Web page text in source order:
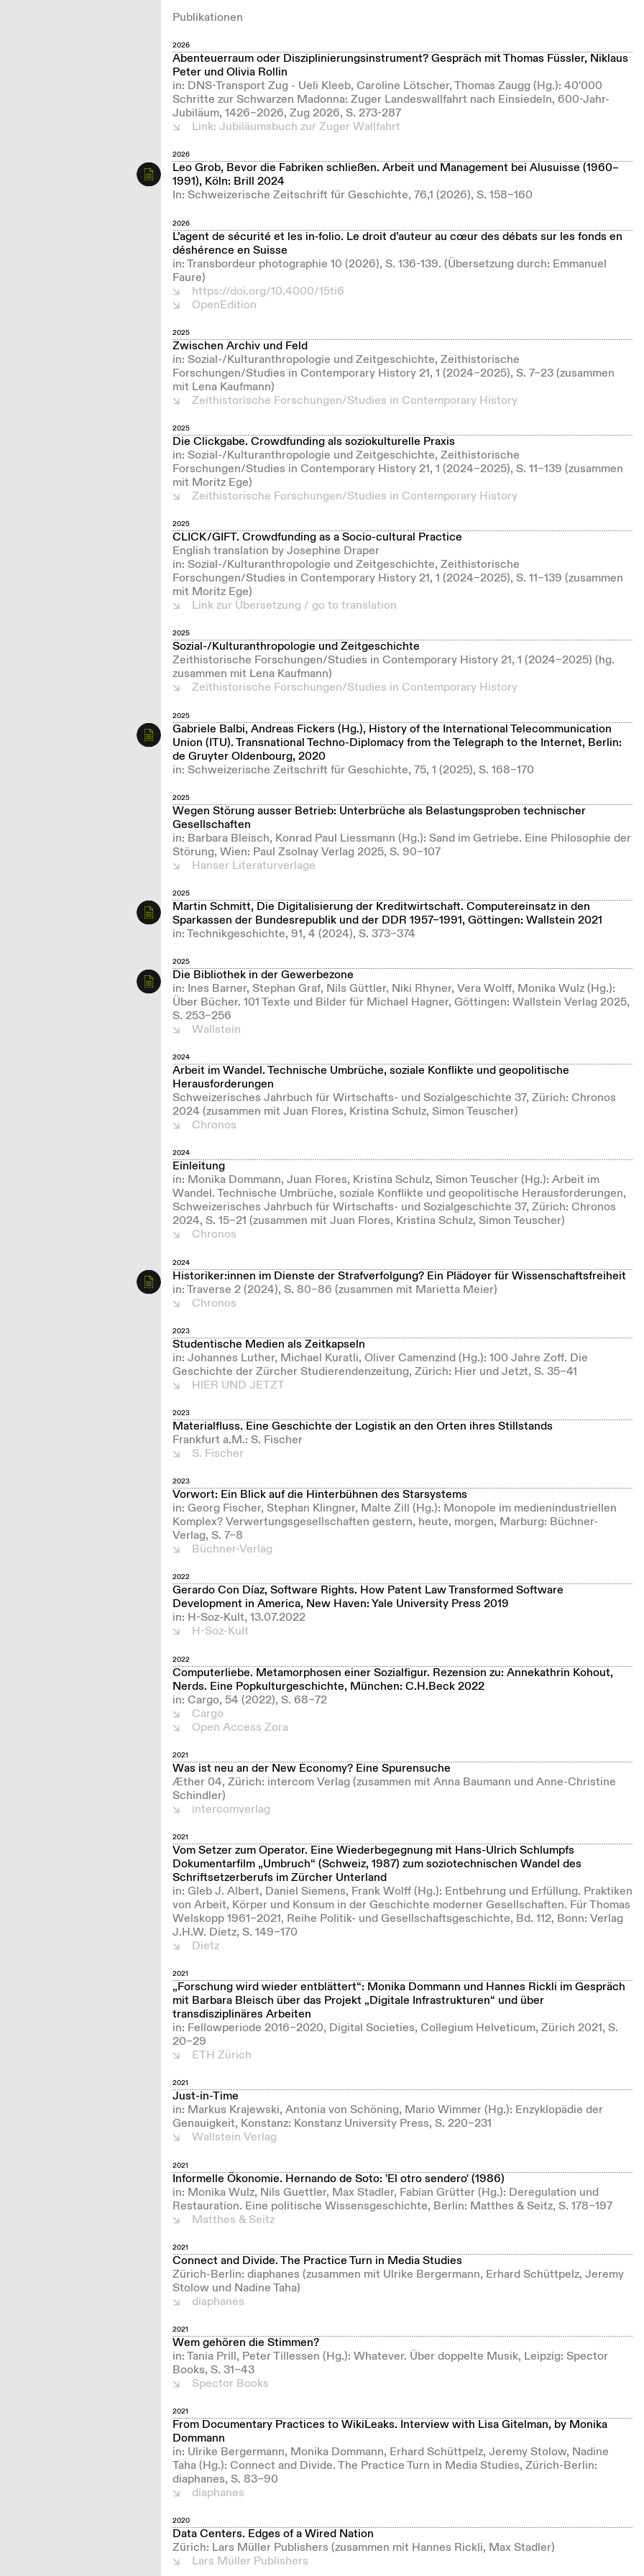
Publikationen
2026
Abenteuerraum oder Disziplinierungsinstrument? Gespräch mit Thomas Füssler, Niklaus
Peter und Olivia Rollin
in: DNS-Transport Zug - Ueli Kleeb, Caroline Lötscher, Thomas Zaugg (Hg.): 40'000
Schritte zur Schwarzen Madonna: Zuger Landeswallfahrt nach Einsiedeln, 600-Jahr-
Jubiläum, 1426–2026, Zug 2026, S. 273-287
Link: Jubiläumsbuch zur Zuger Wallfahrt
2026
Leo Grob, Bevor die Fabriken schließen. Arbeit und Management bei Alusuisse (1960–
1991), Köln: Brill 2024
In: Schweizerische Zeitschrift für Geschichte, 76,1 (2026), S. 158–160
2026
L’agent de sécurité et les in‑folio. Le droit d’auteur au cœur des débats sur les fonds en
déshérence en Suisse
in: Transbordeur photographie 10 (2026), S. 136-139. (Übersetzung durch: Emmanuel
Faure)
https://doi.org/10.4000/15ti6
OpenEdition
2025
Zwischen Archiv und Feld
in: Sozial-/Kulturanthropologie und Zeitgeschichte, Zeithistorische
Forschungen/Studies in Contemporary History 21, 1 (2024–2025), S. 7–23 (zusammen
mit Lena Kaufmann)
Zeithistorische Forschungen/Studies in Contemporary History
2025
Die Clickgabe. Crowdfunding als soziokulturelle Praxis
in: Sozial-/Kulturanthropologie und Zeitgeschichte, Zeithistorische
Forschungen/Studies in Contemporary History 21, 1 (2024–2025), S. 11–139 (zusammen
mit Moritz Ege)
Zeithistorische Forschungen/Studies in Contemporary History
2025
CLICK/GIFT. Crowdfunding as a Socio-cultural Practice
English translation by Josephine Draper
in: Sozial-/Kulturanthropologie und Zeitgeschichte, Zeithistorische
Forschungen/Studies in Contemporary History 21, 1 (2024–2025), S. 11–139 (zusammen
mit Moritz Ege)
Link zur Übersetzung / go to translation
2025
Sozial-/Kulturanthropologie und Zeitgeschichte
Zeithistorische Forschungen/Studies in Contemporary History 21, 1 (2024–2025) (hg.
zusammen mit Lena Kaufmann)
Zeithistorische Forschungen/Studies in Contemporary History
2025
Gabriele Balbi, Andreas Fickers (Hg.), History of the International Telecommunication
Union (ITU). Transnational Techno-Diplomacy from the Telegraph to the Internet, Berlin:
de Gruyter Oldenbourg, 2020
in: Schweizerische Zeitschrift für Geschichte, 75, 1 (2025), S. 168–170
2025
Wegen Störung ausser Betrieb: Unterbrüche als Belastungsproben technischer
Gesellschaften
in: Barbara Bleisch, Konrad Paul Liessmann (Hg.): Sand im Getriebe. Eine Philosophie der
Störung, Wien: Paul Zsolnay Verlag 2025, S. 90–107
Hanser Literaturverlage
2025
Martin Schmitt, Die Digitalisierung der Kreditwirtschaft. Computereinsatz in den
Sparkassen der Bundesrepublik und der DDR 1957–1991, Göttingen: Wallstein 2021
in: Technikgeschichte, 91, 4 (2024), S. 373–374
2025
Die Bibliothek in der Gewerbezone
in: Ines Barner, Stephan Graf, Nils Güttler, Niki Rhyner, Vera Wolff, Monika Wulz (Hg.):
Über Bücher. 101 Texte und Bilder für Michael Hagner, Göttingen: Wallstein Verlag 2025,
S. 253–256
Wallstein
2024
Arbeit im Wandel. Technische Umbrüche, soziale Konflikte und geopolitische
Herausforderungen
Schweizerisches Jahrbuch für Wirtschafts- und Sozialgeschichte 37, Zürich: Chronos
2024 (zusammen mit Juan Flores, Kristina Schulz, Simon Teuscher)
Chronos
2024
Einleitung
in: Monika Dommann, Juan Flores, Kristina Schulz, Simon Teuscher (Hg.): Arbeit im
Wandel. Technische Umbrüche, soziale Konflikte und geopolitische Herausforderungen,
Schweizerisches Jahrbuch für Wirtschafts- und Sozialgeschichte 37, Zürich: Chronos
2024, S. 15–21 (zusammen mit Juan Flores, Kristina Schulz, Simon Teuscher)
Chronos
2024
Historiker:innen im Dienste der Strafverfolgung? Ein Plädoyer für Wissenschaftsfreiheit
in: Traverse 2 (2024), S. 80–86 (zusammen mit Marietta Meier)
Chronos
2023
Studentische Medien als Zeitkapseln
in: Johannes Luther, Michael Kuratli, Oliver Camenzind (Hg.): 100 Jahre Zoff. Die
Geschichte der Zürcher Studierendenzeitung, Zürich: Hier und Jetzt, S. 35–41
HIER UND JETZT
2023
Materialfluss. Eine Geschichte der Logistik an den Orten ihres Stillstands
Frankfurt a.M.: S. Fischer
S. Fischer
2023
Vorwort: Ein Blick auf die Hinterbühnen des Starsystems
in: Georg Fischer, Stephan Klingner, Malte Zill (Hg.): Monopole im medienindustriellen
Komplex? Verwertungsgesellschaften gestern, heute, morgen, Marburg: Büchner-
Verlag, S. 7–8
Büchner-Verlag
2022
Gerardo Con Díaz, Software Rights. How Patent Law Transformed Software
Development in America, New Haven: Yale University Press 2019
in: H-Soz-Kult, 13.07.2022
H-Soz-Kult
2022
Computerliebe. Metamorphosen einer Sozialfigur. Rezension zu: Annekathrin Kohout,
Nerds. Eine Popkulturgeschichte, München: C.H.Beck 2022
in: Cargo, 54 (2022), S. 68–72
Cargo
Open Access Zora
2021
Was ist neu an der New Economy? Eine Spurensuche
Æther 04, Zürich: intercom Verlag (zusammen mit Anna Baumann und Anne-Christine
Schindler)
intercomverlag
2021
Vom Setzer zum Operator. Eine Wiederbegegnung mit Hans-Ulrich Schlumpfs
Dokumentarfilm „Umbruch“ (Schweiz, 1987) zum soziotechnischen Wandel des
Schriftsetzerberufs im Zürcher Unterland
in: Gleb J. Albert, Daniel Siemens, Frank Wolff (Hg.): Entbehrung und Erfüllung. Praktiken
von Arbeit, Körper und Konsum in der Geschichte moderner Gesellschaften. Für Thomas
Welskopp 1961–2021, Reihe Politik- und Gesellschaftsgeschichte, Bd. 112, Bonn: Verlag
J.H.W. Dietz, S. 149–170
Dietz
2021
„Forschung wird wieder entblättert“: Monika Dommann und Hannes Rickli im Gespräch
mit Barbara Bleisch über das Projekt „Digitale Infrastrukturen“ und über
transdisziplinäres Arbeiten
in: Fellowperiode 2016–2020, Digital Societies, Collegium Helveticum, Zürich 2021, S.
20–29
ETH Zürich
2021
Just-in-Time
in: Markus Krajewski, Antonia von Schöning, Mario Wimmer (Hg.): Enzyklopädie der
Genauigkeit, Konstanz: Konstanz University Press, S. 220–231
Wallstein Verlag
2021
Informelle Ökonomie. Hernando de Soto: 'El otro sendero' (1986)
in: Monika Wulz, Nils Guettler, Max Stadler, Fabian Grütter (Hg.): Deregulation und
Restauration. Eine politische Wissensgeschichte, Berlin: Matthes & Seitz, S. 178–197
Matthes & Seitz
2021
Connect and Divide. The Practice Turn in Media Studies
Zürich-Berlin: diaphanes (zusammen mit Ulrike Bergermann, Erhard Schüttpelz, Jeremy
Stolow und Nadine Taha)
diaphanes
2021
Wem gehören die Stimmen?
in: Tania Prill, Peter Tillessen (Hg.): Whatever. Über doppelte Musik, Leipzig: Spector
Books, S. 31–43
Spector Books
2021
From Documentary Practices to WikiLeaks. Interview with Lisa Gitelman, by Monika
Dommann
in: Ulrike Bergermann, Monika Dommann, Erhard Schüttpelz, Jeremy Stolow, Nadine
Taha (Hg.): Connect and Divide. The Practice Turn in Media Studies, Zürich-Berlin:
diaphanes, S. 83–90
diaphanes
2020
Data Centers. Edges of a Wired Nation
Zürich: Lars Müller Publishers (zusammen mit Hannes Rickli, Max Stadler)
Lars Müller Publishers